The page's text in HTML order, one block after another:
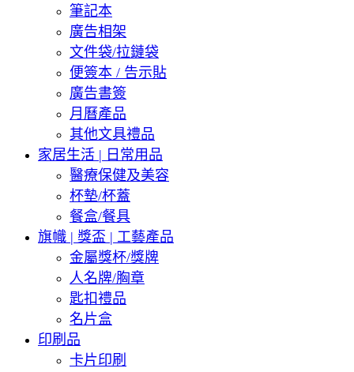
筆記本
廣告相架
文件袋/拉鏈袋
便簽本 / 告示貼
廣告書簽
月曆產品
其他文具禮品
家居生活 | 日常用品
醫療保健及美容
杯墊/杯蓋
餐盒/餐具
旗幟 | 獎盃 | 工藝產品
金屬獎杯/獎牌
人名牌/胸章
匙扣禮品
名片盒
印刷品
卡片印刷